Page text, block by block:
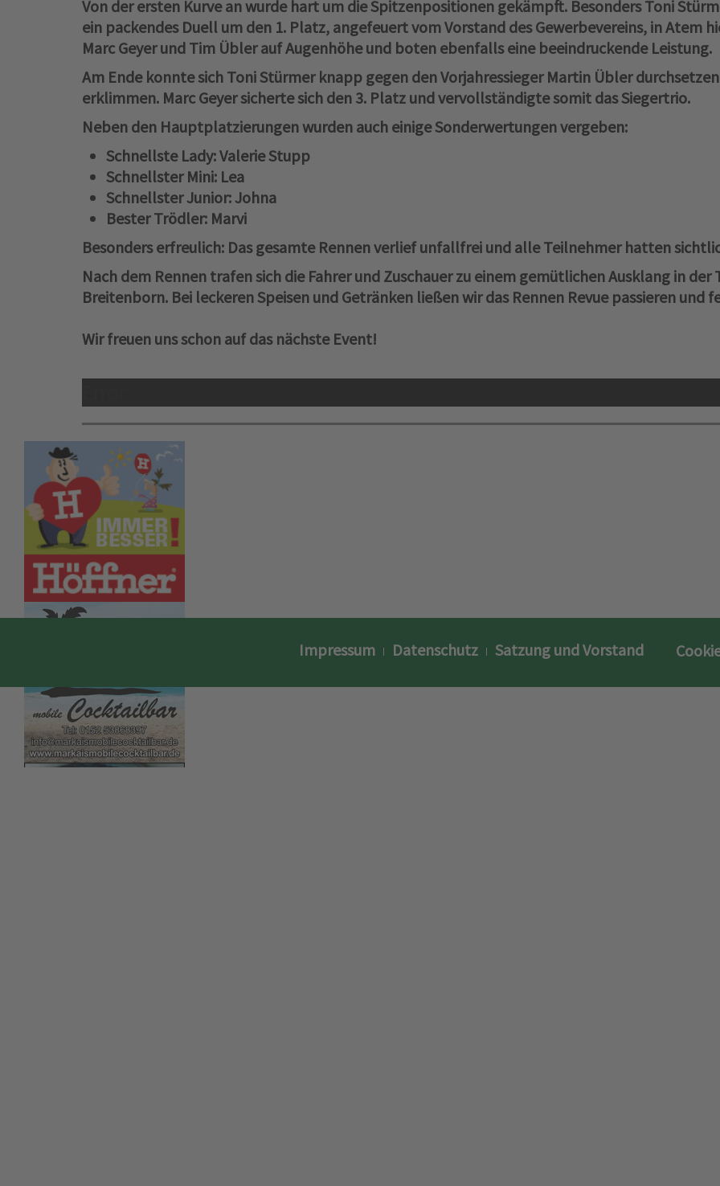
Von der ersten Kurve an wurde hart um die Spitzenpositionen gekämpft. Besonders Toni
ein packendes Duell um den 1. Platz, angefeuert vom Vorstand des Gewerbevereins, in Atem
Marc Geyer und Tim Übler auf Augenhöhe und boten ebenfalls eine beeindruckende Leistung.
Am Ende konnte sich Toni Stürmer knapp gegen den Vorjahressieger Martin Übler
erklimmen. Marc Geyer sicherte sich den 3. Platz und vervollständigte somit das Siegertrio.
Neben den Hauptplatzierungen wurden auch einige Sonderwertungen vergeben:
Schnellste Lady: Valerie Stupp
Schnellster Mini: Lea
Schnellster Junior: Johna
Bester Trödler: Marvi
Besonders erfreulich: Das gesamte Rennen verlief unfallfrei und alle Teilnehmer hatten
Nach dem Rennen trafen sich die Fahrer und Zuschauer zu einem gemütlichen Ausklang in der
Breitenborn. Bei leckeren Speisen und Getränken ließen wir das Rennen Revue passieren und
Wir freuen uns schon auf das nächste Event!
Impressum Datenschutz Satzung und Vorstand